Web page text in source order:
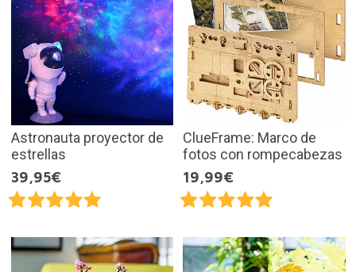
Astronauta proyector de
estrellas
39,95€
ClueFrame: Marco de
fotos con rompecabezas
19,99€